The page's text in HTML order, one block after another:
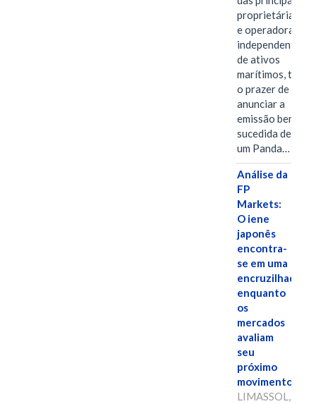
proprietárias
e operadoras
independentes
de ativos
marítimos, tem
o prazer de
anunciar a
emissão bem-
sucedida de
um Panda…
Análise da
FP
Markets:
O iene
japonês
encontra-
se em uma
encruzilhada
enquanto
os
mercados
avaliam
seu
próximo
movimento.
LIMASSOL,